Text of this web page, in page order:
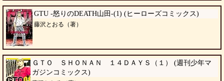
GTU -怒りのDEATH山田-(1) (ヒーローズコミックス)
藤沢とおる（著）
ＧＴＯ ＳＨＯＮＡＮ １４ＤＡＹＳ（１） (週刊少年マ
ガジンコミックス)